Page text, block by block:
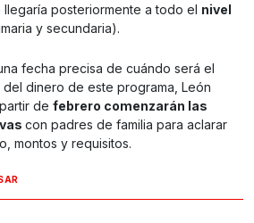
posteriormente a todo el nivel
y secundaria).
fecha precisa de cuándo será el
dinero de este programa, León
de febrero comenzarán las
con padres de familia para aclarar
montos y requisitos.